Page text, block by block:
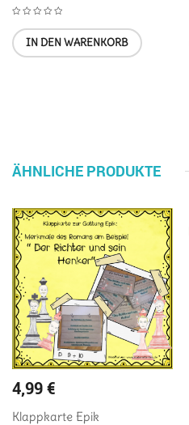
IN DEN WARENKORB
ÄHNLICHE PRODUKTE
4,99€
Klappkarte Epik